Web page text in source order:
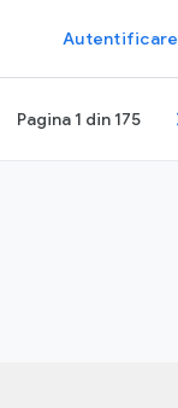
Autentificare
Pagina 1 din 175